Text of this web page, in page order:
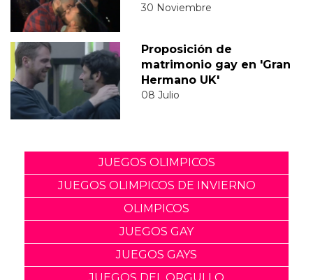
30 Noviembre
Proposición de
matrimonio gay en 'Gran
Hermano UK'
08 Julio
JUEGOS OLIMPICOS
JUEGOS OLIMPICOS DE INVIERNO
OLIMPICOS
JUEGOS GAY
JUEGOS GAYS